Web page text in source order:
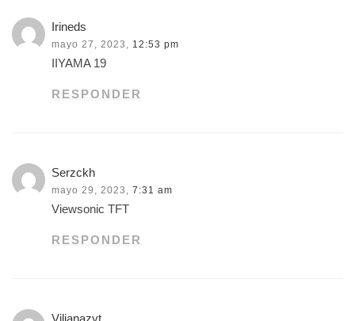
Irineds
mayo 27, 2023, 12:53 pm
IIYAMA 19
RESPONDER
Serzckh
mayo 29, 2023, 7:31 am
Viewsonic TFT
RESPONDER
Vilianazyt